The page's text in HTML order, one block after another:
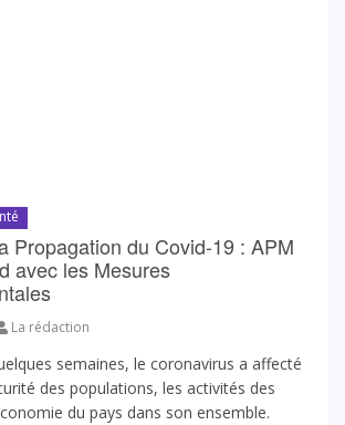
Propagation du Covid-19 : APM
avec les Mesures
La rédaction
semaines, le coronavirus a affecté
des populations, les activités des
du pays dans son ensemble.